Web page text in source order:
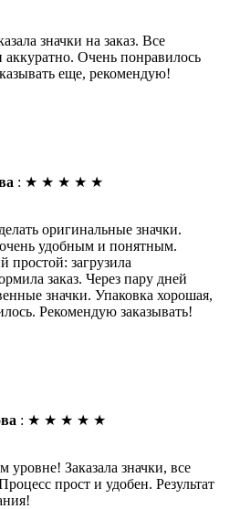
значки на заказ. Все
аккуратно. Очень понравилось
еще, рекомендую!
: ★ ★ ★ ★ ★
оригинальные значки.
удобным и понятным.
простой: загрузила
заказ. Через пару дней
значки. Упаковка хорошая,
Рекомендую заказывать!
: ★ ★ ★ ★ ★
уровне! Заказала значки, все
прост и удобен. Результат